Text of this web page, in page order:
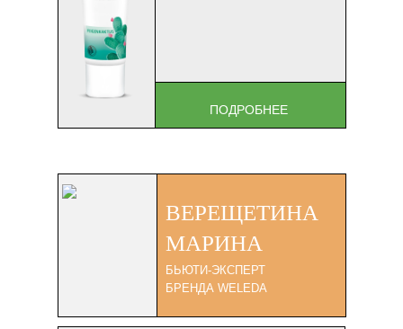
ПОДРОБНЕЕ
ВЕРЕЩЕТИНА
МАРИНА
БЬЮТИ-ЭКСПЕРТ
БРЕНДА WELEDA